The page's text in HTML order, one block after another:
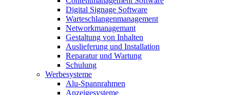
Digital Signage Software
Warteschlangenmanagement
Networkmanagemant
Gestaltung von Inhalten
Auslieferung und Installation
Reparatur und Wartung
Schulung
Werbesysteme
Alu-Spannrahmen
Anzeigesysteme